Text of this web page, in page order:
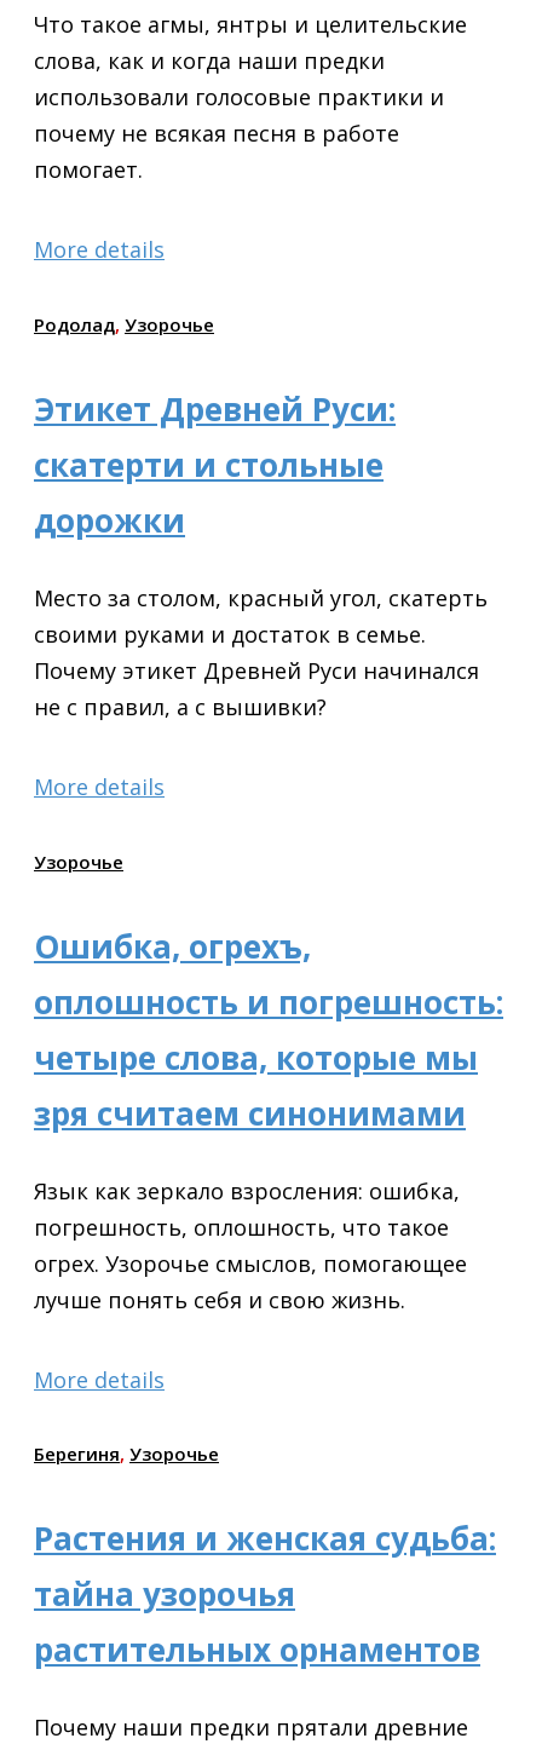
Что такое агмы, янтры и целительские
слова, как и когда наши предки
использовали голосовые практики и
почему не всякая песня в работе
помогает.
More details
Родолад, Узорочье
Этикет Древней Руси:
скатерти и стольные
дорожки
Место за столом, красный угол, скатерть
своими руками и достаток в семье.
Почему этикет Древней Руси начинался
не с правил, а с вышивки?
More details
Узорочье
Ошибка, огрехъ,
оплошность и погрешность:
четыре слова, которые мы
зря считаем синонимами
Язык как зеркало взросления: ошибка,
погрешность, оплошность, что такое
огрех. Узорочье смыслов, помогающее
лучше понять себя и свою жизнь.
More details
Берегиня, Узорочье
Растения и женская судьба:
тайна узорочья
растительных орнаментов
Почему наши предки прятали древние